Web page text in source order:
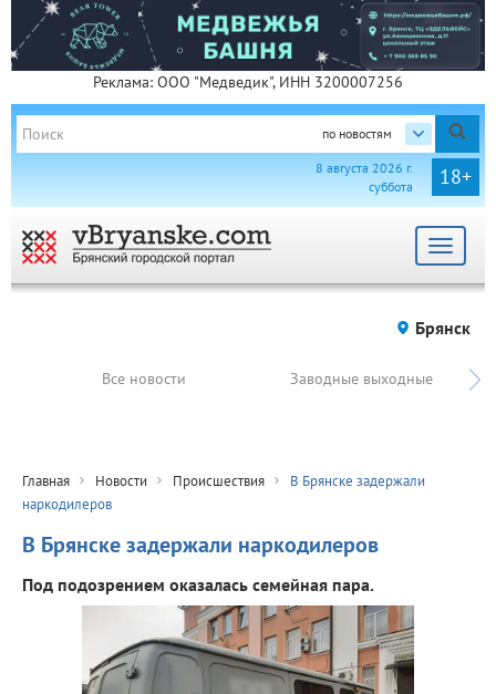
Реклама: ООО "Медведик", ИНН 3200007256
по новостям
18+
8 августа 2026 г.
суббота
Toggle
Брянск
Все новости Заводные выходные
Главная Новости Происшествия
В Брянске задержали
наркодилеров
В Брянске задержали наркодилеров
Под подозрением оказалась семейная пара.